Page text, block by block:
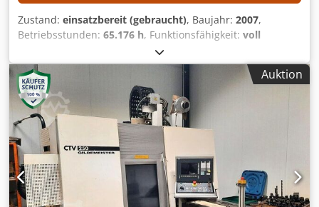
Zustand: einsatzbereit (gebraucht), Baujahr: 2007,
Betriebsstunden: 65.176 h, Funktionsfähigkeit: voll
, Maschinen-/Fahrzeugnummer:
02260007541, Drehlänge:600 mm, Drehdurchmesser:680
mm, Spindeldrehzahl (max.):
Steuerungsmodell:
Siemens 840 D, Leistung:
PS), Kein Mindestpreis - garantierter Verkauf zum
höchsten Gebot! TECHNISCHE DETAILS Drehlänge: 600 mm
Drehdurchmesser: 680 mm Spindeldrehzahl max.: 5.000
U/min MASCHINEN-DETAILS Steuerung: Siemens 840D
Spindelleistung: 25 kW Spindelstunden: 65.176 h
AUSSTATTUNG Späneförderer Selbstzentrierendes
Autoblock-Futter: 250 mm Durchmesser Dsdjzpxgfjpfx
Auktion